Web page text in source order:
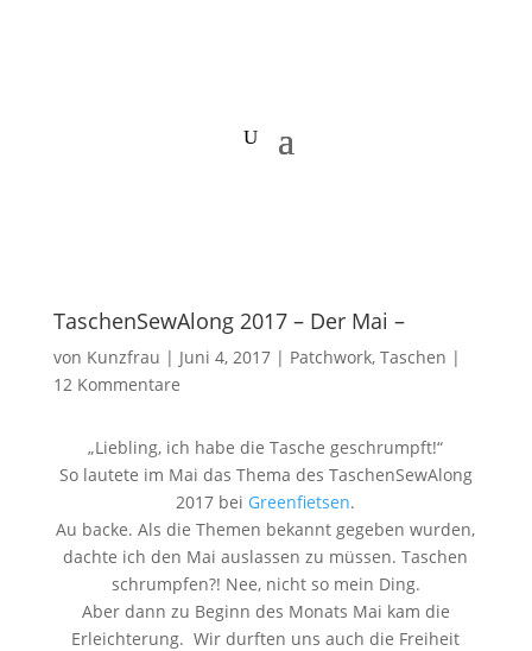
TaschenSewAlong 2017 – Der Mai –
von Kunzfrau | Juni 4, 2017| Patchwork, Taschen |
12 Kommentare
„Liebling, ich habe die Tasche geschrumpft!“
So lautete im Mai das Thema des TaschenSewAlong
2017 bei Greenfietsen.
Au backe. Als die Themen bekannt gegeben wurden,
dachte ich den Mai auslassen zu müssen. Taschen
schrumpfen?! Nee, nicht so mein Ding.
Aber dann zu Beginn des Monats Mai kam die
Erleichterung. Wir durften uns auch die Freiheit